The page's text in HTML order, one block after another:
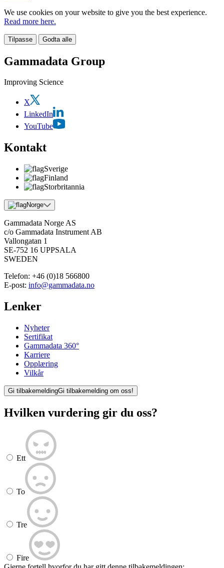
We use cookies on your website to give you the best experience.
Read more here.
Tilpasse Godta alle
Gammadata Group
Improving Science
X
LinkedIn
YouTube
Kontakt
Sverige
Finland
Storbritannia
Norge
Gammadata Norge AS
c/o Gammadata Instrument AB
Vallongatan 1
SE-752 16 UPPSALA
SWEDEN
Telefon: +46 (0)18 566800
E-post: info@gammadata.no
Lenker
Nyheter
Sertifikat
Gammadata 360°
Karriere
Opplæring
Vilkår
Gi tilbakemeldingGi tilbakemelding om oss!
Hvilken vurdering gir du oss?
Ett
To
Tre
Fire